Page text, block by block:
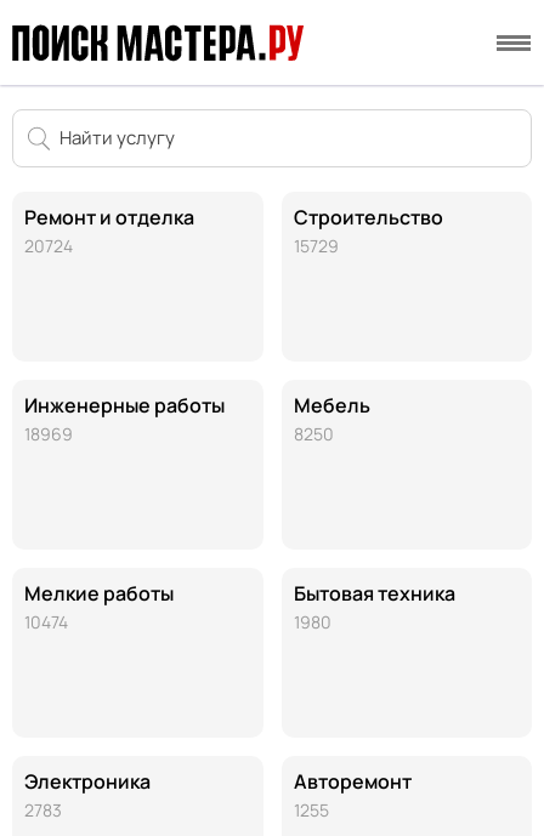
Ремонт и отделка
20724
Инженерные работы
18969
Мелкие работы
10474
Электроника
2783
Строительство
15729
Мебель
8250
Бытовая техника
1980
Авторемонт
1255